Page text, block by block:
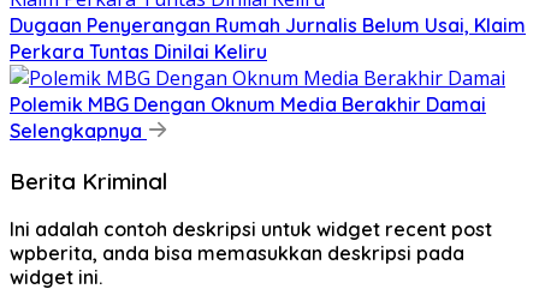
Dugaan Penyerangan Rumah Jurnalis Belum Usai, Klaim
Perkara Tuntas Dinilai Keliru
Polemik MBG Dengan Oknum Media Berakhir Damai
Selengkapnya
Berita Kriminal
Ini adalah contoh deskripsi untuk widget recent post
wpberita, anda bisa memasukkan deskripsi pada
widget ini.